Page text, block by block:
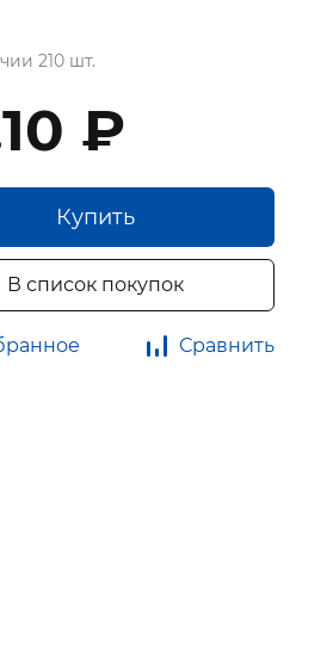
210 шт.
₽
Купить
В список покупок
Сравнить